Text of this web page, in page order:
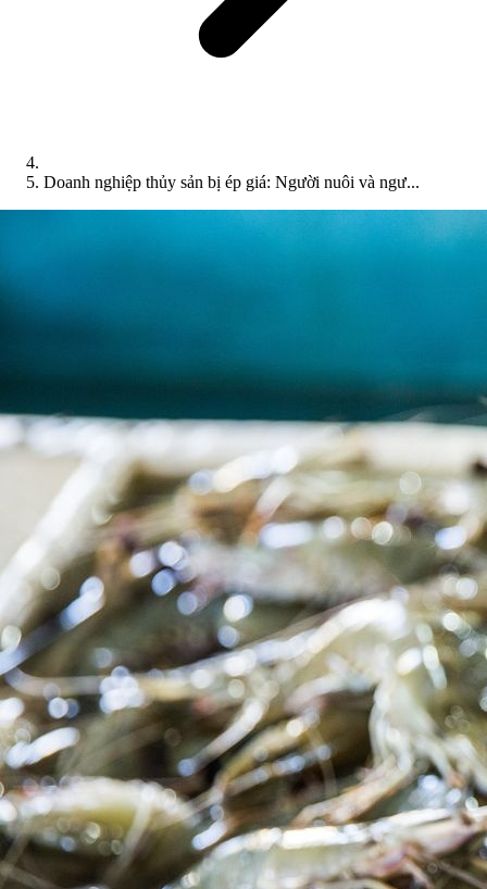
Doanh nghiệp thủy sản bị ép giá: Người nuôi và ngư...